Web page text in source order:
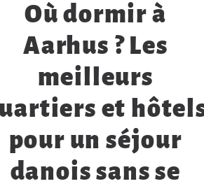
Où dormir à
Aarhus ? Les
meilleurs
et
pour un séjour
danois sans se